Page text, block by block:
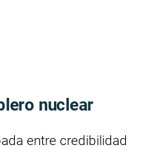
nuclear
entre credibilidad